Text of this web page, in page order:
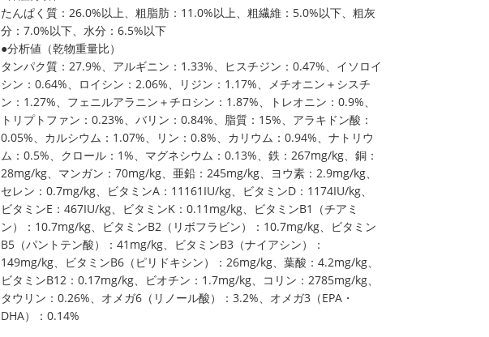
たんぱく質：26.0%以上、粗脂肪：11.0%以上、粗繊維：5.0%以下、粗灰
分：7.0%以下、水分：6.5%以下
●分析値（乾物重量比）
タンパク質：27.9%、アルギニン：1.33%、ヒスチジン：0.47%、イソロイ
シン：0.64%、ロイシン：2.06%、リジン：1.17%、メチオニン＋シスチ
ン：1.27%、フェニルアラニン＋チロシン：1.87%、トレオニン：0.9%、
トリプトファン：0.23%、バリン：0.84%、脂質：15%、アラキドン酸：
0.05%、カルシウム：1.07%、リン：0.8%、カリウム：0.94%、ナトリウ
ム：0.5%、クロール：1%、マグネシウム：0.13%、鉄：267mg/kg、銅：
28mg/kg、マンガン：70mg/kg、亜鉛：245mg/kg、ヨウ素：2.9mg/kg、
セレン：0.7mg/kg、ビタミンA：11161IU/kg、ビタミンD：1174IU/kg、
ビタミンE：467IU/kg、ビタミンK：0.11mg/kg、ビタミンB1（チアミ
ン）：10.7mg/kg、ビタミンB2（リボフラビン）：10.7mg/kg、ビタミン
B5（パントテン酸）：41mg/kg、ビタミンB3（ナイアシン）：
149mg/kg、ビタミンB6（ピリドキシン）：26mg/kg、葉酸：4.2mg/kg、
ビタミンB12：0.17mg/kg、ビオチン：1.7mg/kg、コリン：2785mg/kg、
タウリン：0.26%、オメガ6（リノール酸）：3.2%、オメガ3（EPA・
DHA）：0.14%